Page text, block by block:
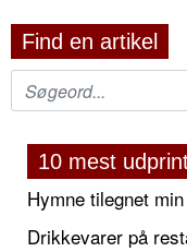
Find en artikel
10 mest
Hymne tilegnet
Drikkevarer på